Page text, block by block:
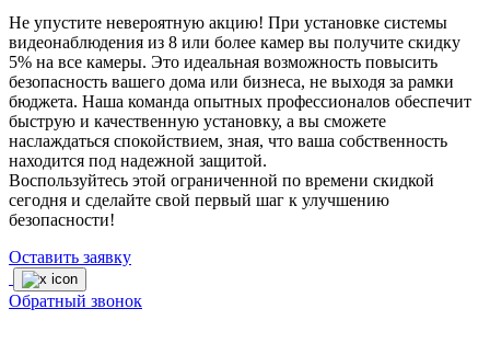
Не упустите невероятную акцию! При установке системы
видеонаблюдения из 8 или более камер вы получите скидку
5% на все камеры. Это идеальная возможность повысить
безопасность вашего дома или бизнеса, не выходя за рамки
бюджета. Наша команда опытных профессионалов обеспечит
быструю и качественную установку, а вы сможете
наслаждаться спокойствием, зная, что ваша собственность
находится под надежной защитой.
Воспользуйтесь этой ограниченной по времени скидкой
сегодня и сделайте свой первый шаг к улучшению
безопасности!
Оставить заявку
Обратный звонок